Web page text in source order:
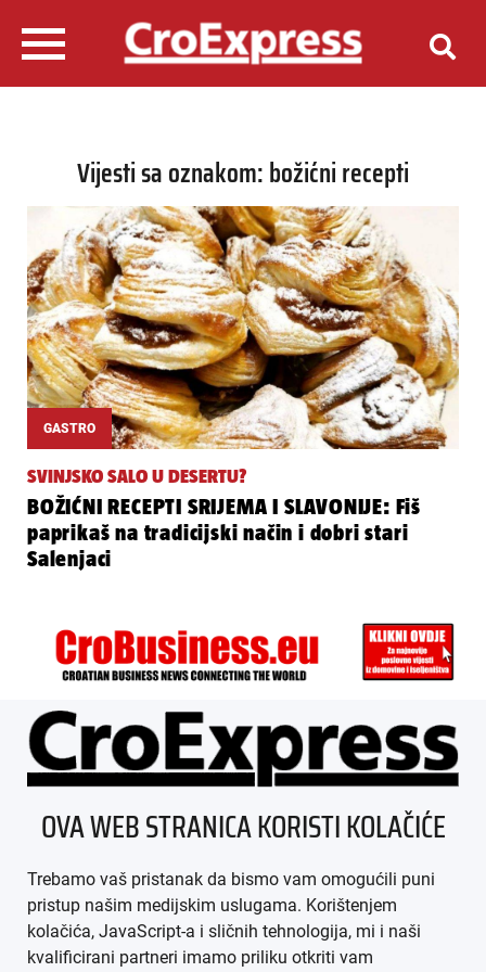
Vijesti sa oznakom: božićni recepti
GASTRO
SVINJSKO SALO U DESERTU?
BOŽIĆNI RECEPTI SRIJEMA I SLAVONIJE: Fiš
paprikaš na tradicijski način i dobri stari
Salenjaci
ÜBER UNS
IMPRESSUM
AGB
DATENSCHUTZ
OVA WEB STRANICA KORISTI KOLAČIĆE
Trebamo vaš pristanak da bismo vam omogućili puni
pristup našim medijskim uslugama. Korištenjem
kolačića, JavaScript-a i sličnih tehnologija, mi i naši
kvalificirani partneri imamo priliku otkriti vam